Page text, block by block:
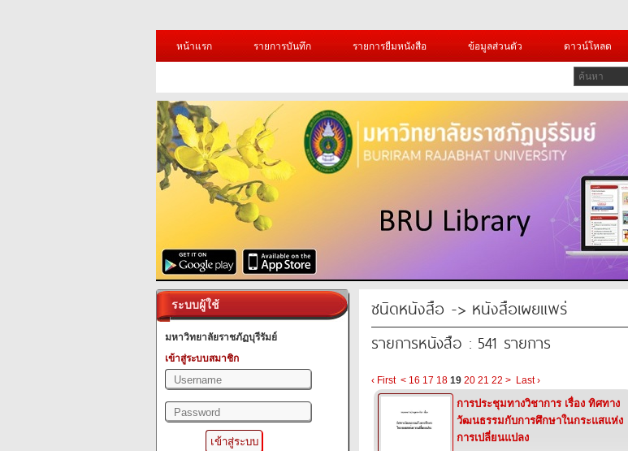
หน้าแรก
รายการบันทึก รายการยืมหนังสือ ข้อมูลส่วนตัว ดาวน์โหลด
ระบบผู้ใช้
มหาวิทยาลัยราชภัฏบุรีรัมย์
เข้าสู่ระบบสมาชิก
ชนิดหนังสือ -> หนังสือเผยแพร่
รายการหนังสือ : 541 รายการ
‹ First < 16 17 18 19 20 21 22 > Last ›
การประชุมทางวิชาการ เรื่อง ทิศทาง
วัฒนธรรมกับการศึกษาในกระแสแห่ง
การเปลี่ยนแปลง